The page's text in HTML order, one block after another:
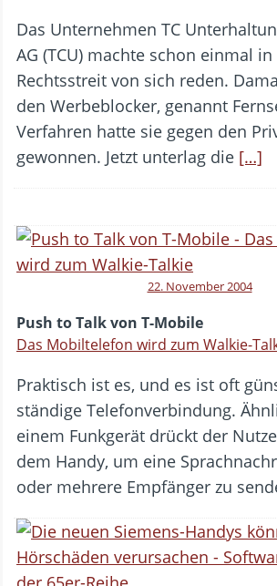
Das Unternehmen TC
AG (TCU) machte schon einmal
Rechtsstreit von sich reden.
den Werbeblocker, genannt
Verfahren hatte sie gegen den
gewonnen. Jetzt unterlag die […]
22. November 2004
Push to Talk von T-Mobile
Das Mobiltelefon wird zum Walkie-
Praktisch ist es, und es ist oft
ständige Telefonverbindung.
einem Funkgerät drückt der
dem Handy, um eine
oder mehrere Empfänger zu